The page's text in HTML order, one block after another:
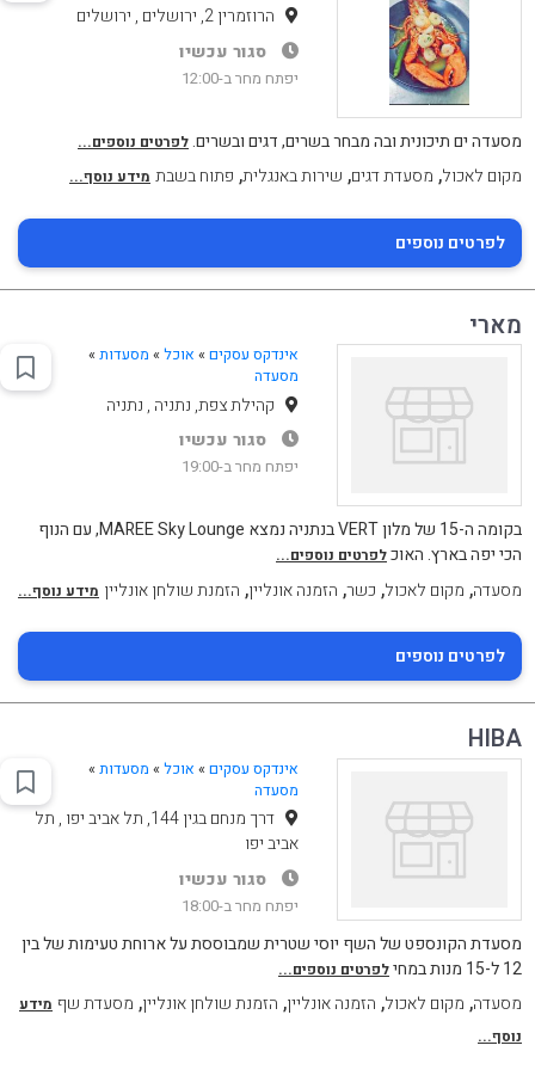
הרוזמרין 2, ירושלים , ירושלים
סגור עכשיו
יפתח מחר ב-12:00
מסעדה ים תיכונית ובה מבחר בשרים, דגים ובשרים.לפרטים נוספים...
מקום לאכול, מסעדת דגים, שירות באנגלית, פתוח בשבת מידע נוסף...
לפרטים נוספים
מארי
אינדקס עסקים » אוכל» מסעדות»
מסעדה
קהילת צפת, נתניה , נתניה
סגור עכשיו
יפתח מחר ב-19:00
בקומה ה-15 של מלון VERT בנתניה נמצא MAREE Sky Lounge, עם הנוף
הכי יפה בארץ. האוכלפרטים נוספים...
מסעדה, מקום לאכול, כשר, הזמנה אונליין, הזמנת שולחן אונליין מידע נוסף...
לפרטים נוספים
HIBA
אינדקס עסקים » אוכל» מסעדות»
מסעדה
דרך מנחם בגין 144, תל אביב יפו , תל
אביב יפו
סגור עכשיו
יפתח מחר ב-18:00
מסעדת הקונספט של השף יוסי שטרית שמבוססת על ארוחת טעימות של בין
12 ל-15 מנות במחי
לפרטים נוספים...
מסעדה, מקום לאכול, הזמנה אונליין, הזמנת שולחן אונליין, מסעדת שף מידע
נוסף...